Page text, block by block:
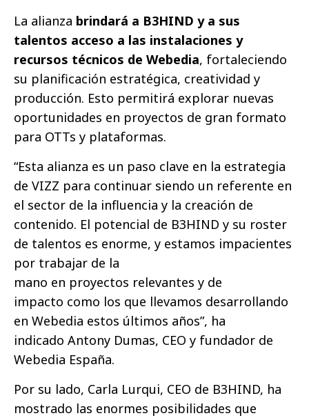
La alianza brindará a B3HIND y a sus
talentos acceso a las instalaciones y
recursos técnicos de Webedia, fortaleciendo
su planificación estratégica, creatividad y
producción. Esto permitirá explorar nuevas
oportunidades en proyectos de gran formato
para OTTs y plataformas.
“Esta alianza es un paso clave en la estrategia
de VIZZ para continuar siendo un referente en
el sector de la influencia y la creación de
contenido. El potencial de B3HIND y su roster
de talentos es enorme, y estamos impacientes
por trabajar de la
mano en proyectos relevantes y de
impacto como los que llevamos desarrollando
en Webedia estos últimos años”, ha
indicado Antony Dumas, CEO y fundador de
Webedia España.
Por su lado, Carla Lurqui, CEO de B3HIND, ha
mostrado las enormes posibilidades que